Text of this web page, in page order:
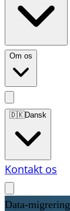
Om os
🇩🇰Dansk
Kontakt os
Data-migrering